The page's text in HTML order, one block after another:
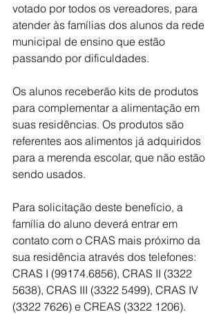
votado por todos os vereadores, para
atender às famílias dos alunos da rede
municipal de ensino que estão
passando por dificuldades.
Os alunos receberão kits de produtos
para complementar a alimentação em
suas residências. Os produtos são
referentes aos alimentos já adquiridos
para a merenda escolar, que não estão
sendo usados.
Para solicitação deste benefício, a
família do aluno deverá entrar em
contato com o CRAS mais próximo da
sua residência através dos telefones:
CRAS I (99174.6856), CRAS II (3322
5638), CRAS III (3322 5499), CRAS IV
(3322 7626) e CREAS (3322 1206).